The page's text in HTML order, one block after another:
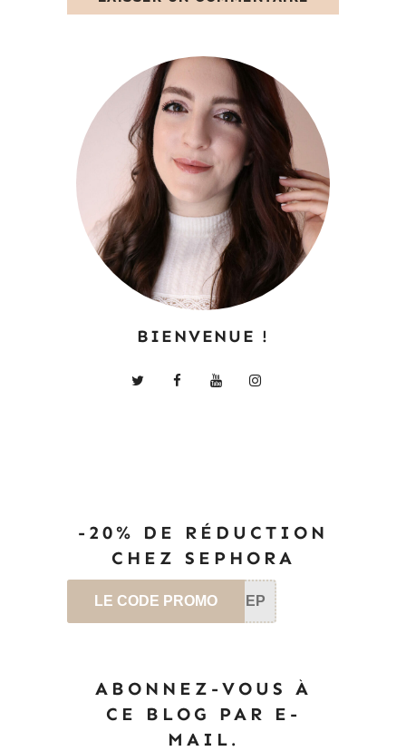
BIENVENUE !
-20% DE RÉDUCTION
CHEZ SEPHORA
LE CODE PROMO SEP
ABONNEZ-VOUS À
CE BLOG PAR E-
MAIL.